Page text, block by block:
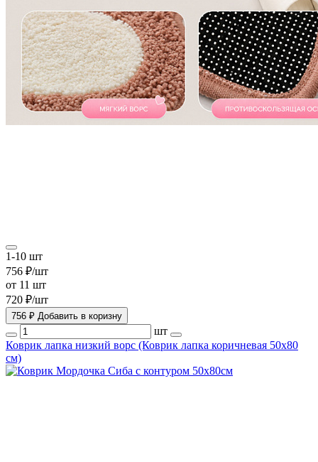
1-10 шт
756 ₽/шт
от 11 шт
720 ₽/шт
756 ₽ Добавить в коризну
шт
Коврик лапка низкий ворс (Коврик лапка коричневая 50х80
см)